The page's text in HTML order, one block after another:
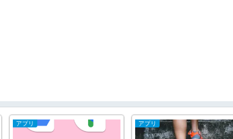
アプリ アプリ